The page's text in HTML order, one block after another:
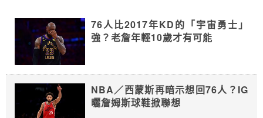
76人比2017年KD的「宇宙勇士」
強？老詹年輕10歲才有可能
NBA／西蒙斯再暗示想回76人？IG
曬詹姆斯球鞋掀聯想